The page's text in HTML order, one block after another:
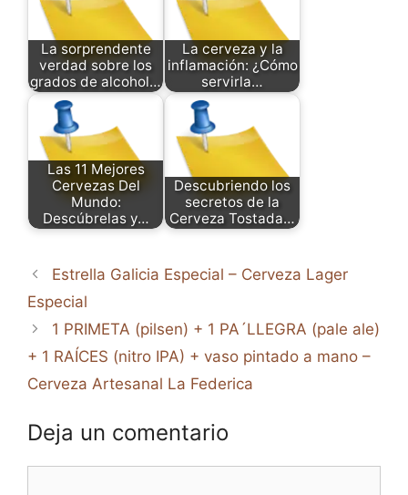
La sorprendente
verdad sobre los
grados de alcohol…
La cerveza y la
inflamación: ¿Cómo
servirla…
Las 11 Mejores
Cervezas Del
Mundo:
Descúbrelas y…
Descubriendo los
secretos de la
Cerveza Tostada…
Estrella Galicia Especial – Cerveza Lager
Especial
1 PRIMETA (pilsen) + 1 PA´LLEGRA (pale ale)
+ 1 RAÍCES (nitro IPA) + vaso pintado a mano –
Cerveza Artesanal La Federica
Deja un comentario